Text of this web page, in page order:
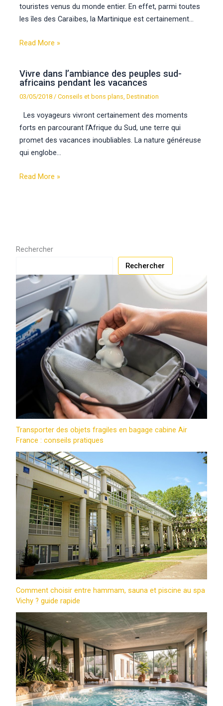
touristes venus du monde entier. En effet, parmi toutes
les îles des Caraïbes, la Martinique est certainement…
Read More »
Vivre dans l’ambiance des peuples sud-
africains pendant les vacances
03/05/2018/Conseils et bons plans,Destination
Les voyageurs vivront certainement des moments
forts en parcourant l’Afrique du Sud, une terre qui
promet des vacances inoubliables. La nature généreuse
qui englobe…
Read More »
Rechercher
Rechercher
Transporter des objets fragiles en bagage cabine Air
France : conseils pratiques
Comment choisir entre hammam, sauna et piscine au spa
Vichy ? guide rapide